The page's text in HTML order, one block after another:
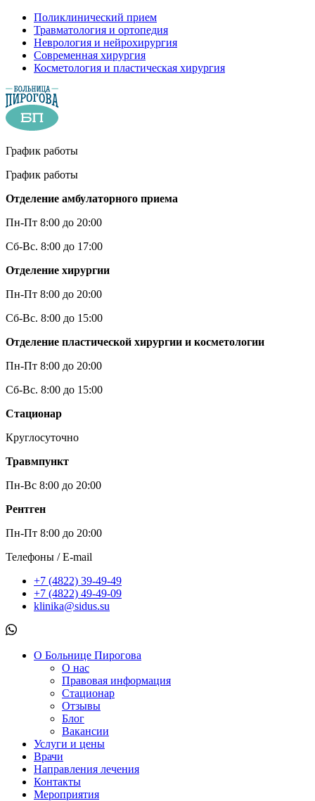
Поликлинический прием
Травматология и ортопедия
Неврология и нейрохирургия
Современная хирургия
Косметология и пластическая хирургия
График работы
График работы
Отделение амбулаторного приема
Пн-Пт 8:00 до 20:00
Сб-Вс. 8:00 до 17:00
Отделение хирургии
Пн-Пт 8:00 до 20:00
Сб-Вс. 8:00 до 15:00
Отделение пластической хирургии и косметологии
Пн-Пт 8:00 до 20:00
Сб-Вс. 8:00 до 15:00
Стационар
Круглосуточно
Травмпункт
Пн-Вс 8:00 до 20:00
Рентген
Пн-Пт 8:00 до 20:00
Телефоны / E-mail
+7 (4822) 39-49-49
+7 (4822) 49-49-09
klinika@sidus.su
О Больнице Пирогова
О нас
Правовая информация
Стационар
Отзывы
Блог
Вакансии
Услуги и цены
Врачи
Направления лечения
Контакты
Мероприятия